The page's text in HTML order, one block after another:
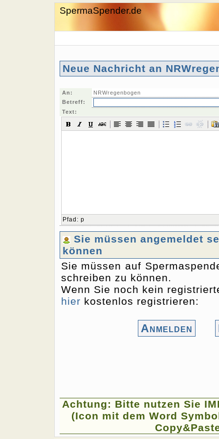
SpermaSpender.de
Neue Nachricht an
An:
NRWregenbogen
Betreff:
Text:
Pfad : p
Sie müssen angemeldet
können
Sie müssen auf
schreiben zu können.
Wenn Sie noch kein
hier kostenlos registrieren:
Anmelden
Achtung: Bitte nutzen Sie
(Icon mit dem Word